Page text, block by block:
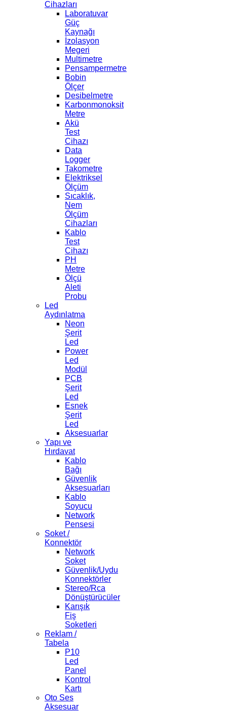
Cihazları
Laboratuvar
Güç
Kaynağı
İzolasyon
Megeri
Multimetre
Pensampermetre
Bobin
Ölçer
Desibelmetre
Karbonmonoksit
Metre
Akü
Test
Cihazı
Data
Logger
Takometre
Elektriksel
Ölçüm
Sıcaklık,
Nem
Ölçüm
Cihazları
Kablo
Test
Cihazı
PH
Metre
Ölçü
Aleti
Probu
Led
Aydınlatma
Neon
Şerit
Led
Power
Led
Modül
PCB
Şerit
Led
Esnek
Şerit
Led
Aksesuarlar
Yapı ve
Hırdavat
Kablo
Bağı
Güvenlik
Aksesuarları
Kablo
Soyucu
Network
Pensesi
Soket /
Konnektör
Network
Soket
Güvenlik/Uydu
Konnektörler
Stereo/Rca
Dönüştürücüler
Karışık
Fiş
Soketleri
Reklam /
Tabela
P10
Led
Panel
Kontrol
Kartı
Oto Ses
Aksesuar